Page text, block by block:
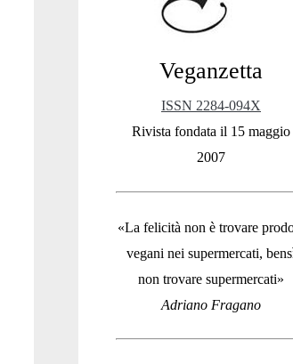
Veganzetta
ISSN 2284-094X
Rivista fondata il 15 maggio
2007
«La felicità non è trovare
vegani nei supermercati,
non trovare supermercati»
Adriano Fragano